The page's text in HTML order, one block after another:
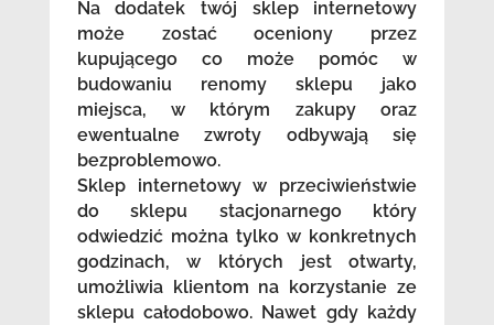
Na dodatek twój sklep internetowy
może zostać oceniony przez
kupującego co może pomóc w
budowaniu renomy sklepu jako
miejsca, w którym zakupy oraz
ewentualne zwroty odbywają się
bezproblemowo.
Sklep internetowy w przeciwieństwie
do sklepu stacjonarnego który
odwiedzić można tylko w konkretnych
godzinach, w których jest otwarty,
umożliwia klientom na korzystanie ze
sklepu całodobowo. Nawet gdy każdy